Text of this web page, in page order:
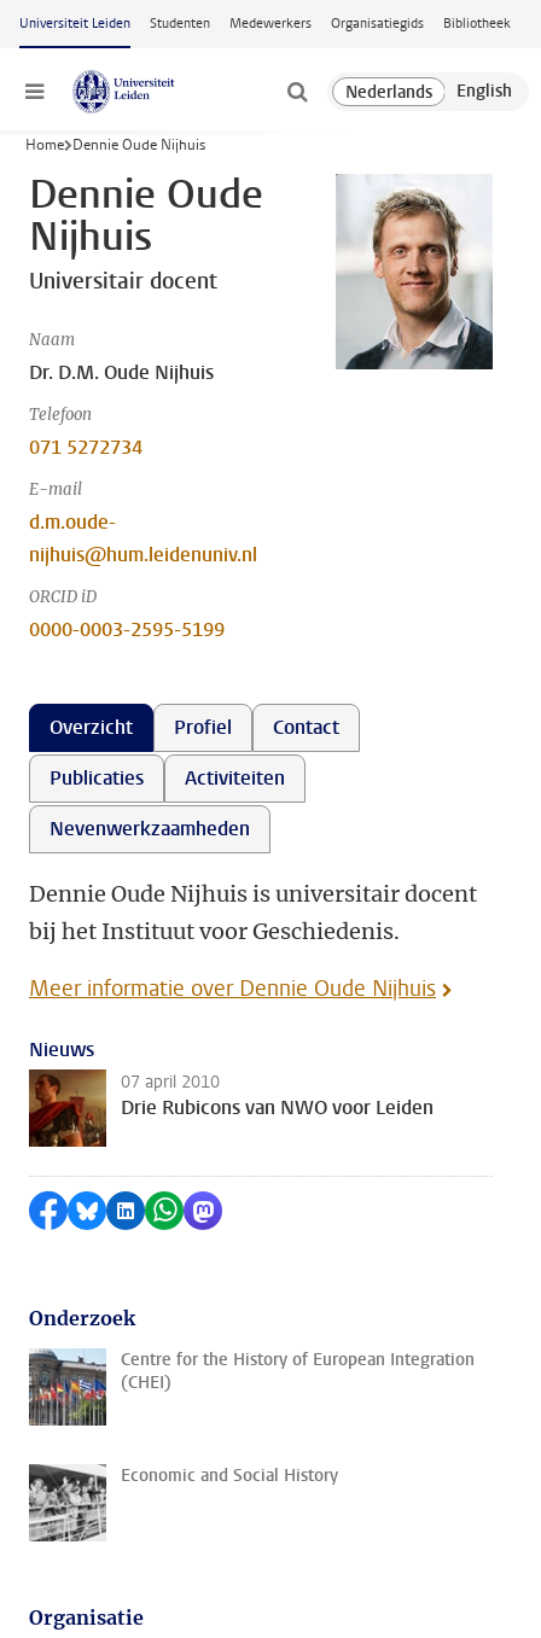
Ga naar hoofdinhoud
Universiteit Leiden Studenten Medewerkers Organisatiegids Bibliotheek
Menu
Home Dennie Oude Nijhuis
Dennie Oude
Nijhuis
Universitair docent
Naam
Dr. D.M. Oude Nijhuis
Telefoon
071 5272734
E-mail
d.m.oude-
nijhuis@hum.leidenuniv.nl
ORCID iD
0000-0003-2595-5199
Overzicht Profiel
Contact
Publicaties
Activiteiten
Nevenwerkzaamheden
Dennie Oude Nijhuis is universitair docent
bij het Instituut voor Geschiedenis.
Meer informatie over Dennie Oude Nijhuis
Nieuws
07 april 2010
Drie Rubicons van NWO voor Leiden
Delen op Facebook
Delen via Bluesky
Delen op LinkedIn
Delen via WhatsApp
Delen via Mastodon
Onderzoek
Centre for the History of European Integration
(CHEI)
Economic and Social History
Organisatie